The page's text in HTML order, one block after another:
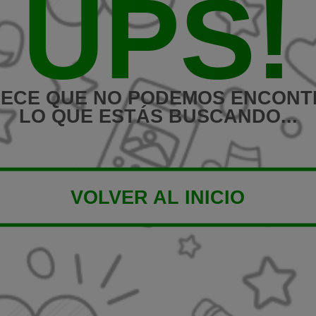
UPS!
QUE NO PODEMOS
LO QUE ESTÁS BUSCANDO...
VOLVER AL INICIO